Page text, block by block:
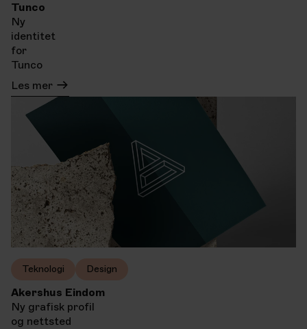
Tunco
Ny
identitet
for
Tunco
Les mer
Akershus Eindom
Ny grafisk profil
og nettsted
Teknologi Design